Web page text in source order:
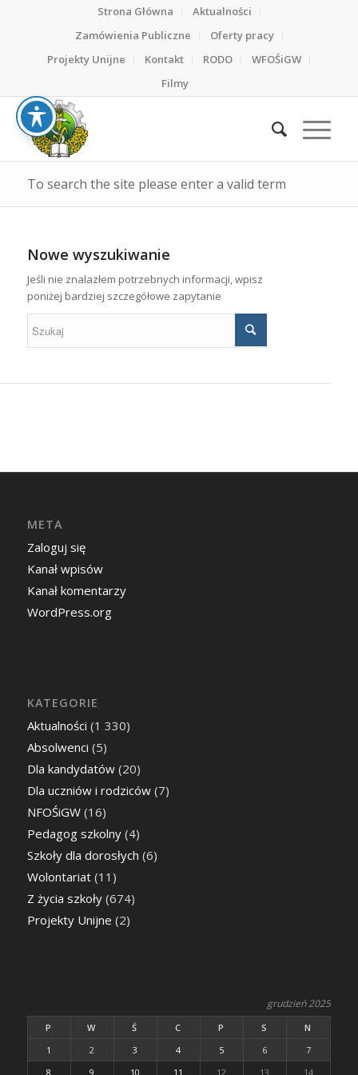
Strona Główna
Aktualności
Zamówienia Publiczne
Oferty pracy
Projekty Unijne
Kontakt RODO
WFOŚiGW
Filmy
To search the site please enter a valid term
Nowe wyszukiwanie
Jeśli nie znalazłem potrzebnych informacji, wpisz
poniżej bardziej szczegółowe zapytanie
META
Zaloguj się
Kanał wpisów
Kanał komentarzy
WordPress.org
KATEGORIE
Aktualności (1 330)
Absolwenci (5)
Dla kandydatów(20)
Dla uczniów i rodziców(7)
NFOŚiGW(16)
Pedagog szkolny(4)
Szkoły dla dorosłych (6)
Wolontariat(11)
Z życia szkoły(674)
Projekty Unijne (2)
grudzień 2025
P W Ś C P S
N
1
2 3 4 5 6
7
8
9 10 11 12 13 14